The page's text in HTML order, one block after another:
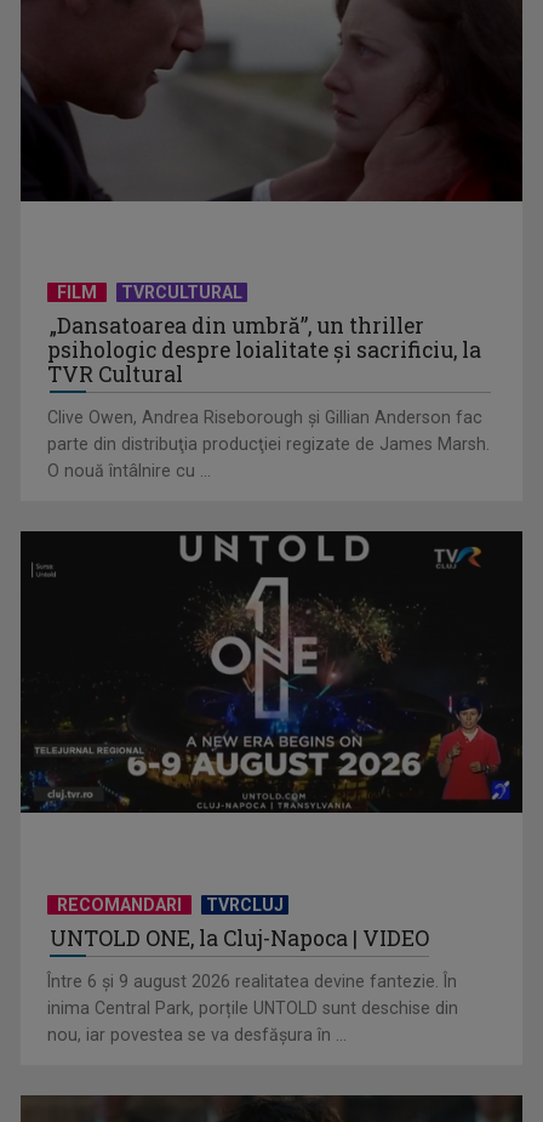
în România”, un ...
Piesa „Inimă, nu fi de piatră” a Corinei Chiriac ia argintul în
Hora care unește generații | VIDEO
FILM TVRCULTURAL
„Dansatoarea din umbră”, un thriller
psihologic despre loialitate și sacrificiu, la
TVR Cultural
Clive Owen, Andrea Riseborough şi Gillian Anderson fac
parte din distribuţia producţiei regizate de James Marsh.
O nouă întâlnire cu ...
RECOMANDARI TVRCLUJ
UNTOLD ONE, la Cluj-Napoca | VIDEO
Între 6 și 9 august 2026 realitatea devine fantezie. În
inima Central Park, porțile UNTOLD sunt deschise din
nou, iar povestea se va desfășura în ...